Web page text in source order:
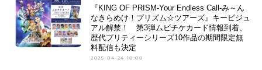
『KING OF PRISM-Your Endless Call-み～ん
なきらめけ！プリズム☆ツアーズ』キービジュ
アル解禁！ 第3弾ムビチケカード情報到着、
歴代プリティーシリーズ10作品の期間限定無
料配信も決定
2025-04-24 18:00